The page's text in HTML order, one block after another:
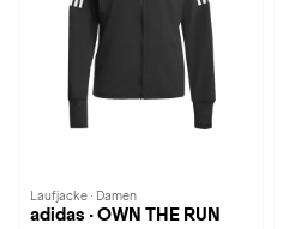
Laufjacke · Damen
adidas · OWN THE RUN